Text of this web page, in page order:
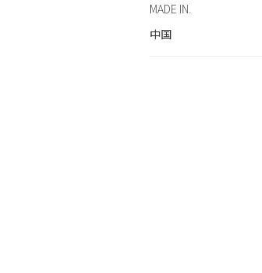
MADE IN.
中国